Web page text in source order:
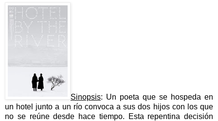
Sinopsis: Un poeta que se hospeda en
un hotel junto a un río convoca a sus dos hijos con los que
no se reúne desde hace tiempo. Esta repentina decisión